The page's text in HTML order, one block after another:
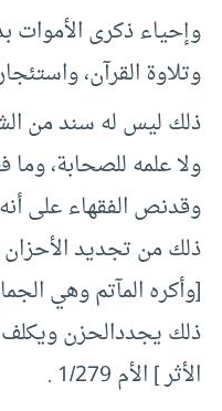
وإحياء ذكرى الأموات
وتلاوة القرآن،
ذلك ليس له سند من
ولا علمه للصحابة، وما
وقدنص الفقهاء على
ذلك من تجديد
[وأكره المآتم وهي
ذلك يجددالحزن
الأثر ] الأم 1/279 .